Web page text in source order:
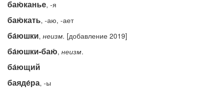
баю́канье, -я
баю́кать, -аю, -ает
ба́юшки, неизм. [добавление 2019]
ба́юшки-баю́, неизм.
ба́ющий
баяде́ра, -ы